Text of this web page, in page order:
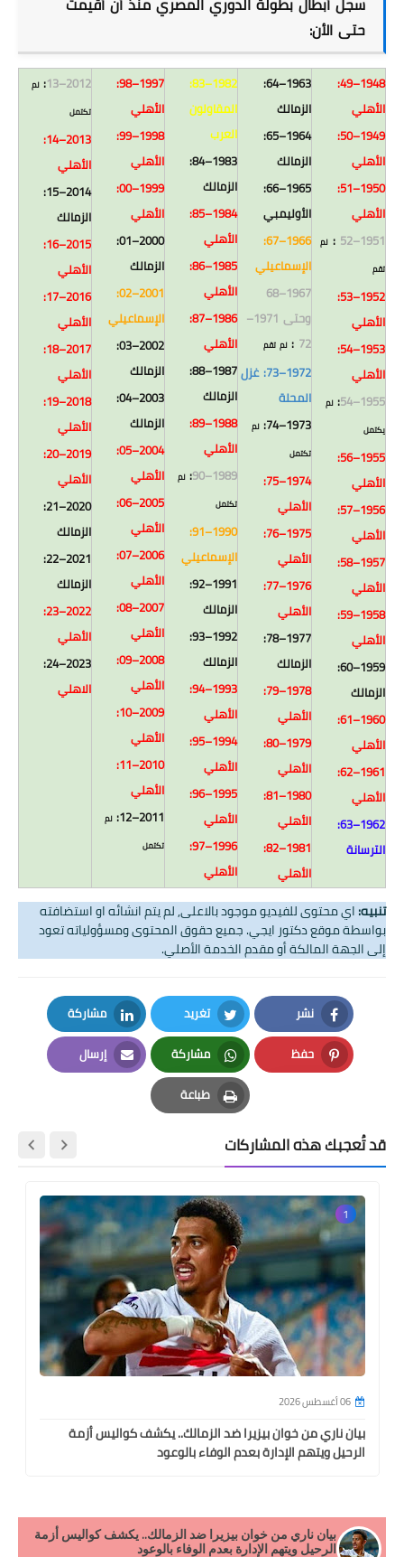
حتى الأن:
1948–49:
الأهلي
1949–50:
الأهلي
1950–51:
الأهلي
1951–52
: لم
تقم
1952–53:
الأهلي
1953–54:
الأهلي
1955–54
: لم
يكتمل
1955–56:
الأهلي
1956–57:
الأهلي
1957–58:
الأهلي
1958–59:
الأهلي
1959–60:
الزمالك
1960–61:
الأهلي
1961–62:
الأهلي
1962–63:
الترسانة
1963–64:
الزمالك
1964–65:
الزمالك
1965–66:
الأوليمبي
1966–67:
الإسماعيلي
1967–68
وحتى 1971–
72
: لم تقم
1972–73: غزل
المحلة
1973–74:
لم
تكتمل
1974–75:
الأهلي
1975–76:
الأهلي
1976–77:
الأهلي
1977–78:
الزمالك
1978–79:
الأهلي
1979–80:
الأهلي
1980–81:
الأهلي
1981–82:
الأهلي
1982–83:
المقاولون
العرب
1983–84:
الزمالك
1984–85:
الأهلي
1985–86:
الأهلي
1986–87:
الأهلي
1987–88:
الزمالك
1988–89:
الأهلي
1989–90
: لم
تكتمل
1990–91:
الإسماعيلي
1991–92:
الزمالك
1992–93:
الزمالك
1993–94:
الأهلي
1994–95:
الأهلي
1995–96:
الأهلي
1996–97:
الأهلي
1997–98:
الأهلي
1998–99:
الأهلي
1999–00:
الأهلي
2000–01:
الزمالك
2001–02:
الإسماعيلي
2002–03:
الزمالك
2003–04:
الزمالك
2004–05:
الأهلي
2005–06:
الأهلي
2006–07:
الأهلي
2007–08:
الأهلي
2008–09:
الأهلي
2009–10:
الأهلي
2010–11:
الأهلي
2011–12:
لم
تكتمل
2012–13
: لم
تكتمل
2013–14:
الأهلي
2014–15:
الزمالك
2015–16:
الأهلي
2016–17:
الأهلي
2017–18:
الأهلي
2018–19:
الأهلي
2019–20:
الأهلي
2020–21:
الزمالك
2021–22:
الزمالك
2022–23:
الأهلي
2023–24:
الاهلي
تنبيه:اي محتوى للفيديو موجود بالاعلى, لم يتم انشائه او استضافته
بواسطة موقع دكتور ايجي. جميع حقوق المحتوى ومسؤولياته تعود
إلى الجهة المالكة أو مقدم الخدمة الأصلي.
نشر
Facebook
تغريد
Twitter
مشاركة
LinkedIn
حفظ
Pinterest
مشاركة
Whatsapp
إرسال
Email
طباعة
Print
قد تُعجبك هذه المشاركات
1
06 أغسطس 2026
بيان ناري من خوان بيزيرا ضد الزمالك.. يكشف كواليس أزمة
الرحيل ويتهم الإدارة بعدم الوفاء بالوعود
بيان ناري من خوان بيزيرا ضد الزمالك.. يكشف كواليس أزمة
الرحيل ويتهم الإدارة بعدم الوفاء بالوعود